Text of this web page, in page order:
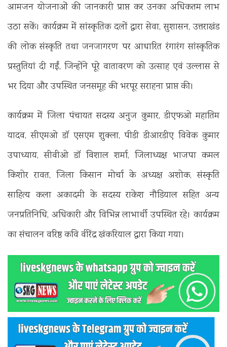
आमजन योजनाओं की जानकारी प्राप्त कर उनका अधिकतम लाभ
उठा सकें। कार्यक्रम में सांस्कृतिक दलों द्वारा सेवा, सुशासन, उत्तराखंड
की लोक संस्कृति तथा जनजागरण पर आधारित रंगारंग सांस्कृतिक
प्रस्तुतियां दी गईं, जिन्होंने पूरे वातावरण को उत्साह एवं उल्लास से
भर दिया और उपस्थित जनसमूह की भरपूर सराहना प्राप्त की।
कार्यक्रम में जिला पंचायत सदस्य अनुज कुमार, डीएफओ महातिम
यादव, सीएमओ डॉ एसएम शुक्ला, पीडी डीआरडीए विवेक कुमार
उपाध्याय, सीवीओ डॉ विशाल शर्मा, जिलाध्यक्ष भाजपा कमल
किशोर रावत, जिला किसान मोर्चा के अध्यक्ष अशोक, संस्कृति
साहित्य कला अकादमी के सदस्य राकेश नौडियाल सहित अन्य
जनप्रतिनिधि, अधिकारी और विभिन्न लाभार्थी उपस्थित रहे। कार्यक्रम
का संचालन वरिष्ठ कवि वीरेंद्र खंकरियाल द्वारा किया गया।